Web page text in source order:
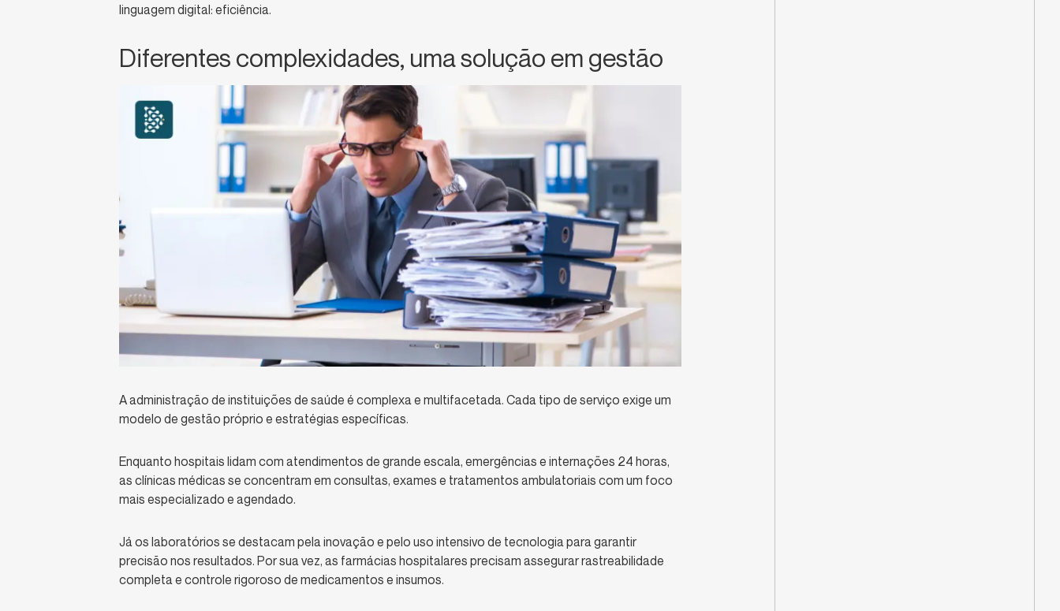
linguagem digital: eficiência.
Diferentes complexidades, uma solução em gestão
A administração de instituições de saúde é complexa e multifacetada. Cada tipo de serviço exige um
modelo de gestão próprio e estratégias específicas.
Enquanto hospitais lidam com atendimentos de grande escala, emergências e internações 24 horas,
as clínicas médicas se concentram em consultas, exames e tratamentos ambulatoriais com um foco
mais especializado e agendado.
Já os laboratórios se destacam pela inovação e pelo uso intensivo de tecnologia para garantir
precisão nos resultados. Por sua vez, as farmácias hospitalares precisam assegurar rastreabilidade
completa e controle rigoroso de medicamentos e insumos.